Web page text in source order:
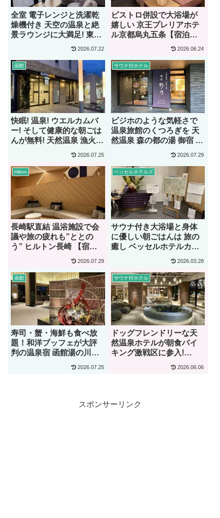
全室 電子レンジと洗濯乾
燥機付き 天空の温泉と絶
景ラウンジに大満足! 東急
ステイ函館朝市 灯の湯
2026.07.22
ビストロ併設で大浴場が
嬉しい 京王プレリアホテ
ル京都烏丸五条【宿泊
2026.06.24
函館
快眠! 温泉! ウエルカムバ
ー! そして健康的な朝ごは
んが無料! 天然温泉 漁火の
2026.07.25
サウナ付ホテル
ビジホのような気軽さで
温泉旅館のくつろぎを 天
然温泉 森の都の湯 御宿 野
2026.07.29
Hilton
長崎駅直結 温浴施設で会
議や旅の疲れも”ととの
う” ヒルトン長崎 【宿泊
2026.07.29
ベッセルホテルズ
サウナ付き大浴場と身体
に優しい朝ごはんは 旅の
癒し ベッセルホテルカン
2026.03.28
函館
寿司・蟹・海鮮も食べ放
題！和洋ブッフェが大評
判の温泉宿 函館湯の川温
2026.07.25
サウナ付ホテル
ドッグフレンドリーな天
然温泉ホテルが朝食バイ
キング激戦区に参入!
2026.06.06
スポンサーリンク